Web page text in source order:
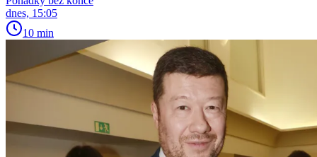
dnes, 15:05
10 min